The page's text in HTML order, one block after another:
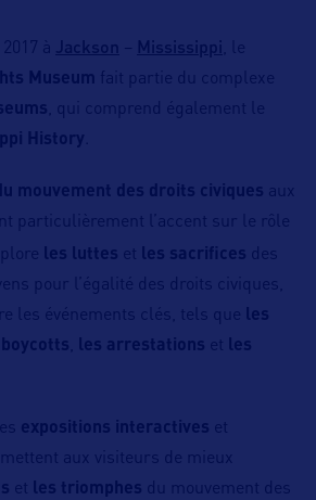
à Jackson – Mississippi , le
Museum
fait partie du complexe
, qui comprend également le
History
mouvement des droits civiques aux
particulièrement l’accent sur le rôle
les luttes et les sacrifices des
pour l’égalité des droits civiques,
les événements clés, tels que
les
boycotts les arrestations et
les
expositions interactives et
aux visiteurs de mieux
et les triomphes du mouvement des